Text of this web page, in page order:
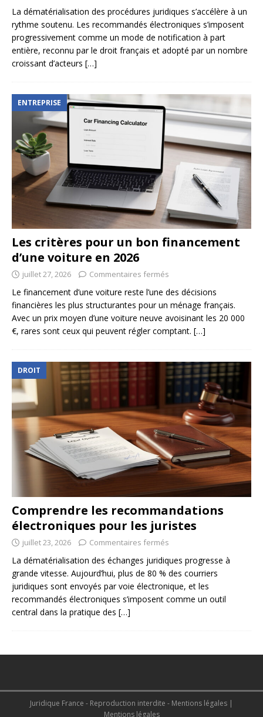
La dématérialisation des procédures juridiques s’accélère à un
rythme soutenu. Les recommandés électroniques s’imposent
progressivement comme un mode de notification à part
entière, reconnu par le droit français et adopté par un nombre
croissant d’acteurs […]
ENTREPRISE
Les critères pour un bon financement
d’une voiture en 2026
juillet 27, 2026 Commentaires fermés
Le financement d’une voiture reste l’une des décisions
financières les plus structurantes pour un ménage français.
Avec un prix moyen d’une voiture neuve avoisinant les 20 000
€, rares sont ceux qui peuvent régler comptant. […]
DROIT
Comprendre les recommandations
électroniques pour les juristes
juillet 23, 2026 Commentaires fermés
La dématérialisation des échanges juridiques progresse à
grande vitesse. Aujourd’hui, plus de 80 % des courriers
juridiques sont envoyés par voie électronique, et les
recommandés électroniques s’imposent comme un outil
central dans la pratique des […]
Juridique France - Reproduction interdite - Mentions légales |
Mentions légales